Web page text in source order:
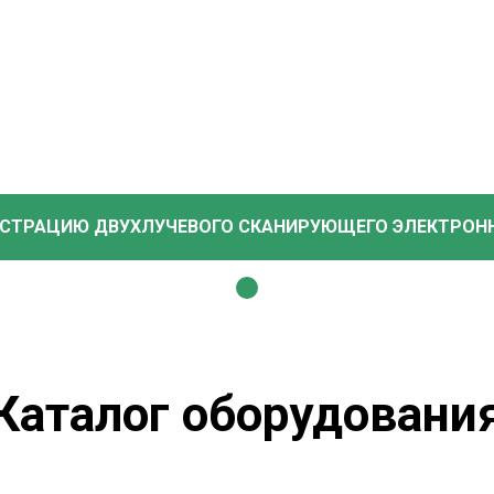
ДВУХЛУЧЕВОГО СКАНИРУЮЩЕГО